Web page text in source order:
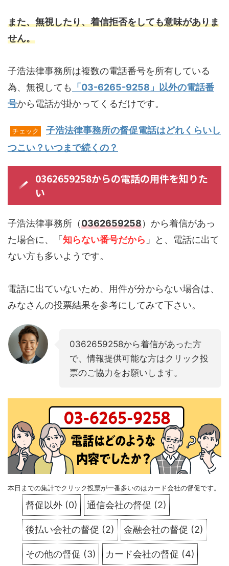
また、無視したり、着信拒否をしても意味がありま
せん。
子浩法律事務所は複数の電話番号を所有している
為、無視しても
「03-6265-9258」以外の電話番
号から電話が掛かってくるだけです。
チェック
子浩法律事務所の督促電話はどれくらいし
つこい？いつまで続くの？
0362659258からの電話の用件を知りた
い
子浩法律事務所（0362659258）から着信があっ
た場合に、「 知らない番号だから 」と、電話に出て
ない方も多いようです。
電話に出ていないため、用件が分からない場合は、
みなさんの投票結果を参考にしてみて下さい。
0362659258から着信があった方
で、情報提供可能な方はクリック投
票のご協力をお願いします。
本日までの集計でクリック投票が一番多いのはカード会社の督促です。
督促以外 (0) 通信会社の督促 (2)
後払い会社の督促 (2) 金融会社の督促 (2)
その他の督促 (3) カード会社の督促 (4)